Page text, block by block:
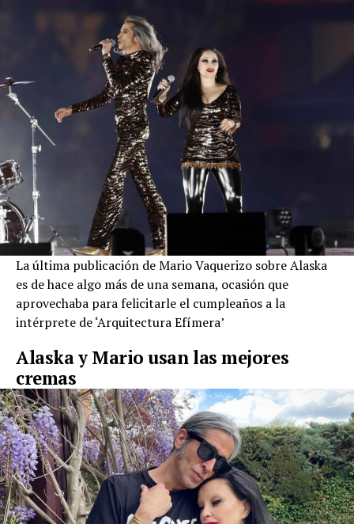
La última publicación de Mario Vaquerizo sobre Alaska
es de hace algo más de una semana, ocasión que
aprovechaba para felicitarle el cumpleaños a la
intérprete de ‘Arquitectura Efímera’
Alaska y Mario usan las mejores
cremas